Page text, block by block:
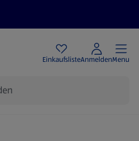
EinkaufslisteAnmeldenMenu